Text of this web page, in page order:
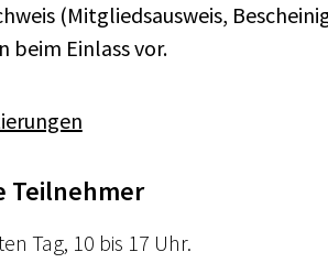
(Mitgliedsausweis,
beim Einlass vor.
Teilnehmer
Tag, 10 bis 17 Uhr.